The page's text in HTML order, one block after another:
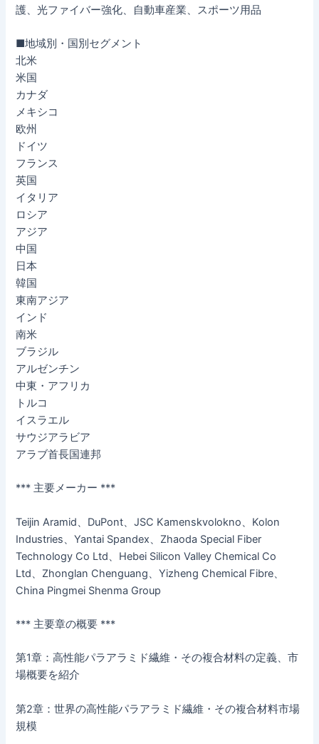
護、光ファイバー強化、自動車産業、スポーツ用品
■地域別・国別セグメント
北米
米国
カナダ
メキシコ
欧州
ドイツ
フランス
英国
イタリア
ロシア
アジア
中国
日本
韓国
東南アジア
インド
南米
ブラジル
アルゼンチン
中東・アフリカ
トルコ
イスラエル
サウジアラビア
アラブ首長国連邦
*** 主要メーカー ***
Teijin Aramid、DuPont、JSC Kamenskvolokno、Kolon
Industries、Yantai Spandex、Zhaoda Special Fiber
Technology Co Ltd、Hebei Silicon Valley Chemical Co
Ltd、Zhonglan Chenguang、Yizheng Chemical Fibre、
China Pingmei Shenma Group
*** 主要章の概要 ***
第1章：高性能パラアラミド繊維・その複合材料の定義、市
場概要を紹介
第2章：世界の高性能パラアラミド繊維・その複合材料市場
規模